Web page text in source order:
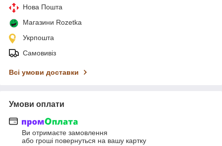
Нова Пошта
Магазини Rozetka
Укрпошта
Самовивіз
Всі умови доставки
Умови оплати
Ви отримаєте замовлення
або гроші повернуться на вашу картку